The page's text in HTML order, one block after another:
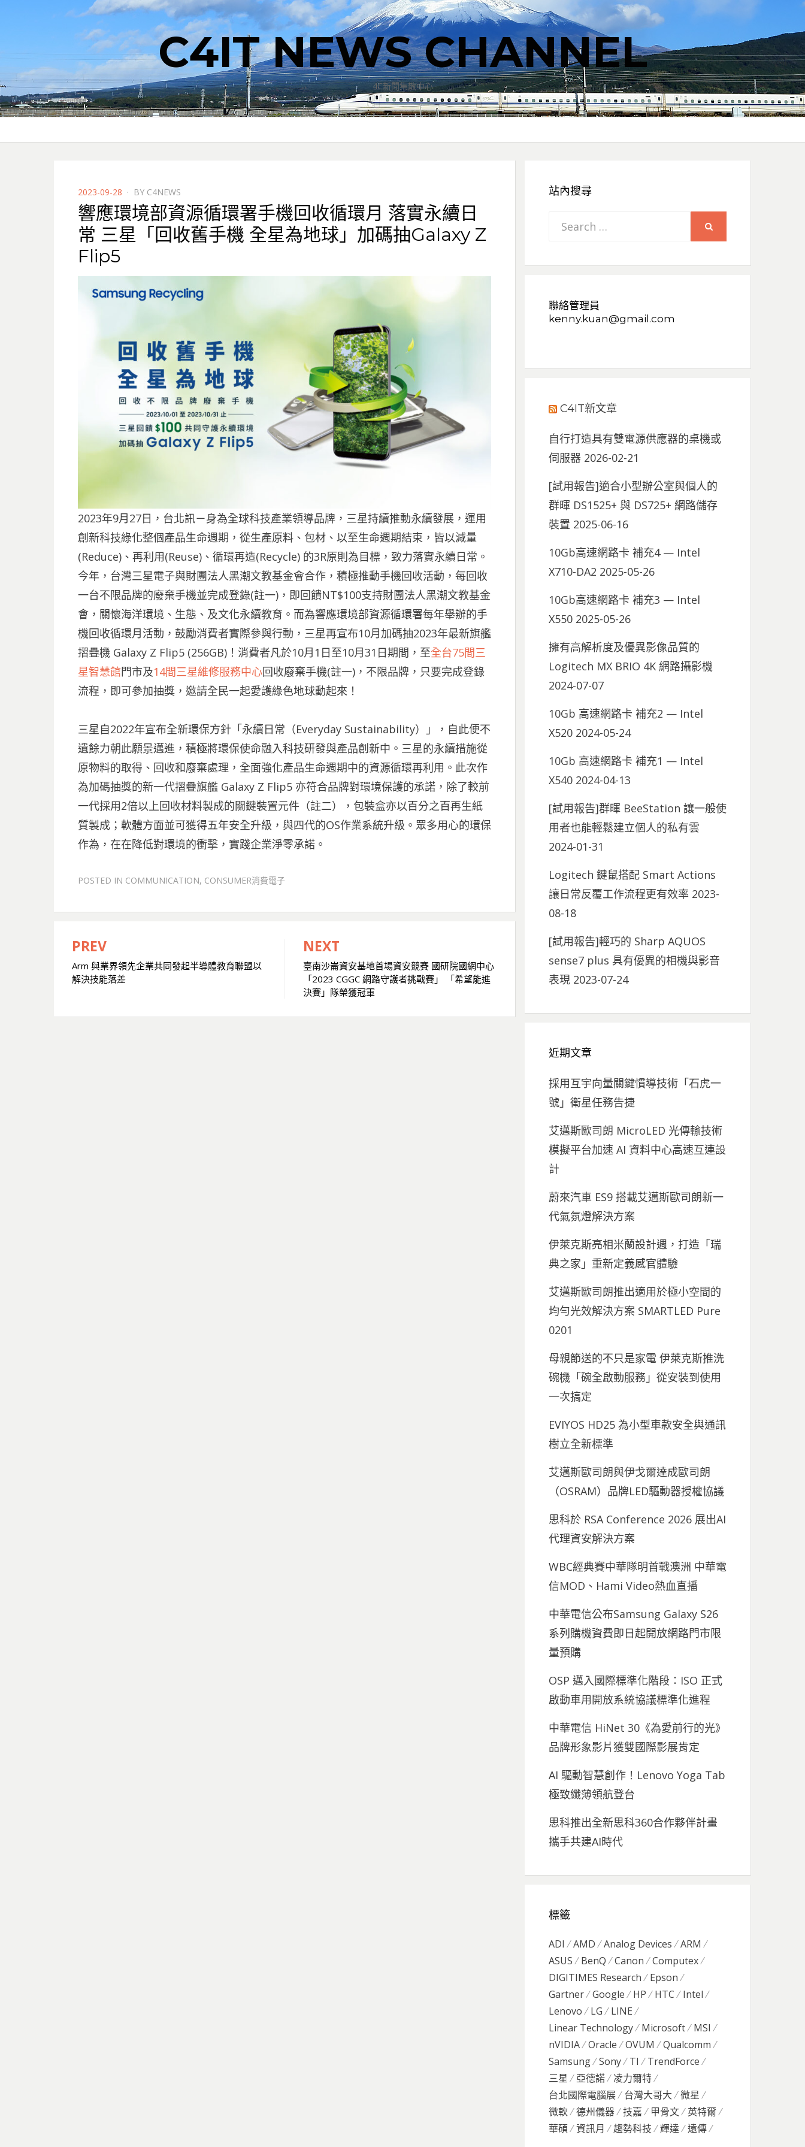
C4IT NEWS CHANNEL
4C新聞集散中心
POSTED
ON
2023-09-28 BY C4NEWS
響應環境部資源循環署手機回收循環月 落實永續日
常 三星「回收舊手機 全星為地球」加碼抽Galaxy Z
Flip5
2023年9月27日，台北訊－身為全球科技產業領導品牌，三星持續推動永續發展，運用
創新科技綠化整個產品生命週期，從生產原料、包材、以至生命週期結束，皆以減量
(Reduce)、再利用(Reuse)、循環再造(Recycle) 的3R原則為目標，致力落實永續日常。
今年，台灣三星電子與財團法人黑潮文教基金會合作，積極推動手機回收活動，每回收
一台不限品牌的廢棄手機並完成登錄(註一)，即回饋NT$100支持財團法人黑潮文教基金
會，關懷海洋環境、生態、及文化永續教育。而為響應環境部資源循環署每年舉辦的手
機回收循環月活動，鼓勵消費者實際參與行動，三星再宣布10月加碼抽2023年最新旗艦
摺疊機 Galaxy Z Flip5 (256GB)！消費者凡於10月1日至10月31日期間，至全台75間三
星智慧館門市及14間三星維修服務中心回收廢棄手機(註一)，不限品牌，只要完成登錄
流程，即可參加抽獎，邀請全民一起愛護綠色地球動起來！
三星自2022年宣布全新環保方針「永續日常（Everyday Sustainability）」，自此便不
遺餘力朝此願景邁進，積極將環保使命融入科技研發與產品創新中。三星的永續措施從
原物料的取得、回收和廢棄處理，全面強化產品生命週期中的資源循環再利用。此次作
為加碼抽獎的新一代摺疊旗艦 Galaxy Z Flip5 亦符合品牌對環境保護的承諾，除了較前
一代採用2倍以上回收材料製成的關鍵裝置元件（註二），包裝盒亦以百分之百再生紙
質製成；軟體方面並可獲得五年安全升級，與四代的OS作業系統升級。眾多用心的環保
作為，在在降低對環境的衝擊，實踐企業淨零承諾。
POSTED IN COMMUNICATION, CONSUMER消費電子
文
章
覽
PREV
Arm 與業界領先企業共同發起半導體教育聯盟以
解決技能落差
NEXT
臺南沙崙資安基地首場資安競賽 國研院國網中心
「2023 CGGC 網路守護者挑戰賽」 「希望能進
決賽」隊榮獲冠軍
站內搜尋
Search
聯絡管理員
kenny.kuan@gmail.com
C4IT新文章
自行打造具有雙電源供應器的桌機或
伺服器 2026-02-21
[試用報告]適合小型辦公室與個人的
群暉 DS1525+ 與 DS725+ 網路儲存
裝置 2025-06-16
10Gb高速網路卡 補充4 — Intel
X710-DA2 2025-05-26
10Gb高速網路卡 補充3 — Intel
X550 2025-05-26
擁有高解析度及優異影像品質的
Logitech MX BRIO 4K 網路攝影機
2024-07-07
10Gb 高速網路卡 補充2 — Intel
X520 2024-05-24
10Gb 高速網路卡 補充1 — Intel
X540 2024-04-13
[試用報告]群暉 BeeStation 讓一般使
用者也能輕鬆建立個人的私有雲
2024-01-31
Logitech 鍵鼠搭配 Smart Actions
讓日常反覆工作流程更有效率 2023-
08-18
[試用報告]輕巧的 Sharp AQUOS
sense7 plus 具有優異的相機與影音
表現 2023-07-24
近期文章
採用互宇向量關鍵慣導技術「石虎一
號」衛星任務告捷
艾邁斯歐司朗 MicroLED 光傳輸技術
模擬平台加速 AI 資料中心高速互連設
計
蔚來汽車 ES9 搭載艾邁斯歐司朗新一
代氣氛燈解決方案
伊萊克斯亮相米蘭設計週，打造「瑞
典之家」重新定義感官體驗
艾邁斯歐司朗推出適用於極小空間的
均勻光效解決方案 SMARTLED Pure
0201
母親節送的不只是家電 伊萊克斯推洗
碗機「碗全啟動服務」從安裝到使用
一次搞定
EVIYOS HD25 為小型車款安全與通訊
樹立全新標準
艾邁斯歐司朗與伊戈爾達成歐司朗
（OSRAM）品牌LED驅動器授權協議
思科於 RSA Conference 2026 展出AI
代理資安解決方案
WBC經典賽中華隊明首戰澳洲 中華電
信MOD、Hami Video熱血直播
中華電信公布Samsung Galaxy S26
系列購機資費即日起開放網路門市限
量預購
OSP 邁入國際標準化階段：ISO 正式
啟動車用開放系統協議標準化進程
中華電信 HiNet 30《為愛前行的光》
品牌形象影片獲雙國際影展肯定
AI 驅動智慧創作！Lenovo Yoga Tab
極致纖薄領航登台
思科推出全新思科360合作夥伴計畫
攜手共建AI時代
標籤
ADI AMD Analog Devices
ARM
ASUS
BenQ Canon
Computex
DIGITIMES Research
Epson
Gartner
Google HP HTC
Intel
Lenovo
LG
LINE
Linear Technology
Microsoft
MSI
nVIDIA
Oracle OVUM
Qualcomm
Samsung
Sony TI
TrendForce
三星
亞德諾
凌力爾特
台北國際電腦展
台灣大哥大
微星
微軟
德州儀器 技嘉 甲骨文
英特爾
華碩
資訊月 趨勢科技 輝達 遠傳